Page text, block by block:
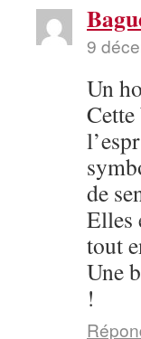
9
Un
de
Elles
tout
Une
!